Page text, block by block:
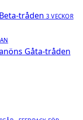
tråden 3 VECKOR
Gåta-tråden